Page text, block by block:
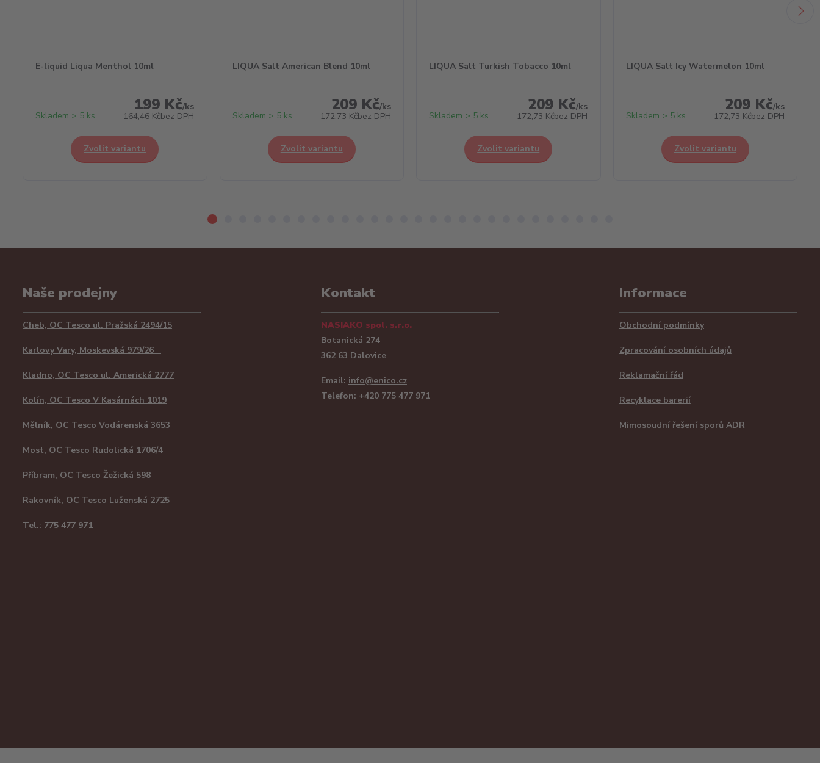
E-liquid Liqua Menthol 10ml
199 Kč/ks
164,46 Kčbez DPH
Skladem > 5 ks
Zvolit variantu
LIQUA Salt American Blend 10ml
209 Kč/ks
172,73 Kčbez DPH
Skladem > 5 ks
Zvolit variantu
LIQUA Salt Turkish Tobacco 10ml
209 Kč/ks
172,73 Kčbez DPH
Skladem > 5 ks
Zvolit variantu
LIQUA Salt Icy Watermelon 10ml
209 Kč/ks
172,73 Kčbez DPH
Skladem > 5 ks
Zvolit variantu
Naše prodejny
Cheb, OC Tesco ul. Pražská 2494/15
Karlovy Vary, Moskevská 979/26
Kladno, OC Tesco ul. Americká 2777
Kolín, OC Tesco V Kasárnách 1019
Mělník, OC Tesco Vodárenská 3653
Most, OC Tesco Rudolická 1706/4
Příbram, OC Tesco Žežická 598
Rakovník, OC Tesco Luženská 2725
Tel.: 775 477 971
Kontakt
NASIAKO spol. s.r.o.
Botanická 274
362 63 Dalovice
Email: info@enico.cz
Telefon: +420 775 477 971
Informace
Obchodní podmínky
Zpracování osobních údajů
Reklamační řád
Recyklace barerií
Mimosoudní řešení sporů ADR